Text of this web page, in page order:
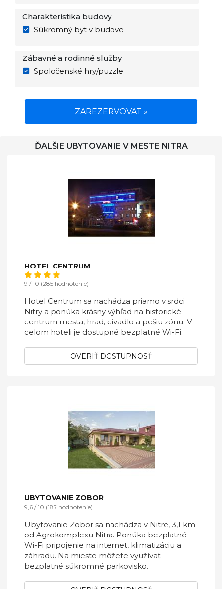
Charakteristika budovy
Súkromný byt v budove
Zábavné a rodinné služby
Spoločenské hry/puzzle
ZAREZERVOVAT »
ĎALŠIE UBYTOVANIE V MESTE NITRA
HOTEL CENTRUM
9 / 10 (285 hodnotenie)
Hotel Centrum sa nachádza priamo v srdci
Nitry a ponúka krásny výhľad na historické
centrum mesta, hrad, divadlo a pešiu zónu. V
celom hoteli je dostupné bezplatné Wi-Fi.
OVERIŤ DOSTUPNOSŤ
UBYTOVANIE ZOBOR
9,6 / 10 (187 hodnotenie)
Ubytovanie Zobor sa nachádza v Nitre, 3,1 km
od Agrokomplexu Nitra. Ponúka bezplatné
Wi-Fi pripojenie na internet, klimatizáciu a
záhradu. Na mieste môžete využívať
bezplatné súkromné parkovisko.